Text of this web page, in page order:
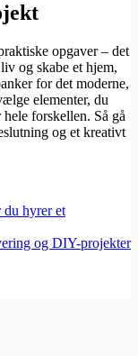
opgaver – det
og skabe et hjem,
for det moderne,
elementer, du
forskellen. Så gå
og et kreativt
du hyrer et
og DIY-projekter